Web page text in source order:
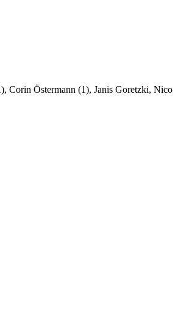
Corin Östermann (1), Janis Goretzki, Nico